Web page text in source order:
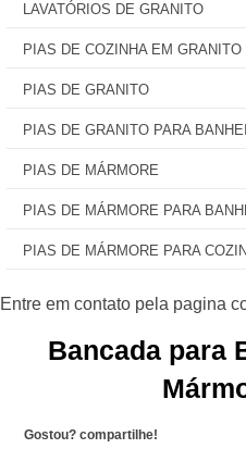
LAVATÓRIOS DE GRANITO
PIAS DE COZINHA EM GRANITO
PIAS DE GRANITO
PIAS DE GRANITO PARA
PIAS DE MÁRMORE
PIAS DE MÁRMORE PARA
PIAS DE MÁRMORE PARA
Bancada para
Gostou? compartilhe!